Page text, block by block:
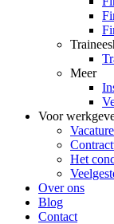
Meer
Voor
Het
Over ons
Blog
Contact